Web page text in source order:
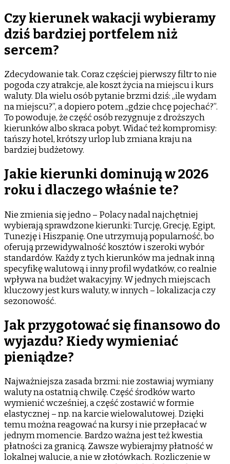
Czy kierunek wakacji wybieramy
dziś bardziej portfelem niż
sercem?
Zdecydowanie tak. Coraz częściej pierwszy filtr to nie
pogoda czy atrakcje, ale koszt życia na miejscu i kurs
waluty. Dla wielu osób pytanie brzmi dziś: „ile wydam
na miejscu?”, a dopiero potem „gdzie chcę pojechać?”.
To powoduje, że część osób rezygnuje z droższych
kierunków albo skraca pobyt. Widać też kompromisy:
tańszy hotel, krótszy urlop lub zmiana kraju na
bardziej budżetowy.
Jakie kierunki dominują w 2026
roku i dlaczego właśnie te?
Nie zmienia się jedno – Polacy nadal najchętniej
wybierają sprawdzone kierunki: Turcję, Grecję, Egipt,
Tunezję i Hiszpanię. One utrzymują popularność, bo
oferują przewidywalność kosztów i szeroki wybór
standardów. Każdy z tych kierunków ma jednak inną
specyfikę walutową i inny profil wydatków, co realnie
wpływa na budżet wakacyjny. W jednych miejscach
kluczowy jest kurs waluty, w innych – lokalizacja czy
sezonowość.
Jak przygotować się finansowo do
wyjazdu? Kiedy wymieniać
pieniądze?
Najważniejsza zasada brzmi: nie zostawiaj wymiany
waluty na ostatnią chwilę. Część środków warto
wymienić wcześniej, a część zostawić w formie
elastycznej – np. na karcie wielowalutowej. Dzięki
temu można reagować na kursy i nie przepłacać w
jednym momencie. Bardzo ważna jest też kwestia
płatności za granicą. Zawsze wybierajmy płatność w
lokalnej walucie, a nie w złotówkach. Rozliczenie w